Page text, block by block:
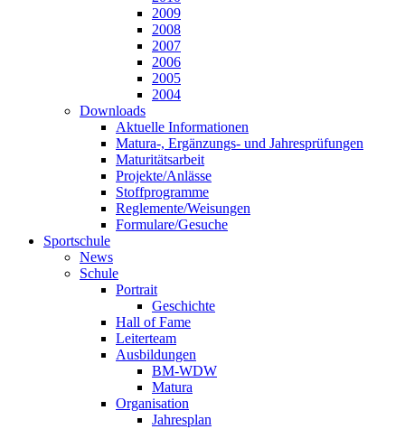
2009
2008
2007
2006
2005
2004
Downloads
Aktuelle Informationen
Matura-, Ergänzungs- und Jahresprüfungen
Maturitätsarbeit
Projekte/Anlässe
Stoffprogramme
Reglemente/Weisungen
Formulare/Gesuche
Sportschule
News
Schule
Portrait
Geschichte
Hall of Fame
Leiterteam
Ausbildungen
BM-WDW
Matura
Organisation
Jahresplan